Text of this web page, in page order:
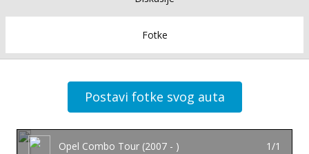
Fotke
Postavi fotke svog auta
Opel Combo Tour (2007 - ) 1/1